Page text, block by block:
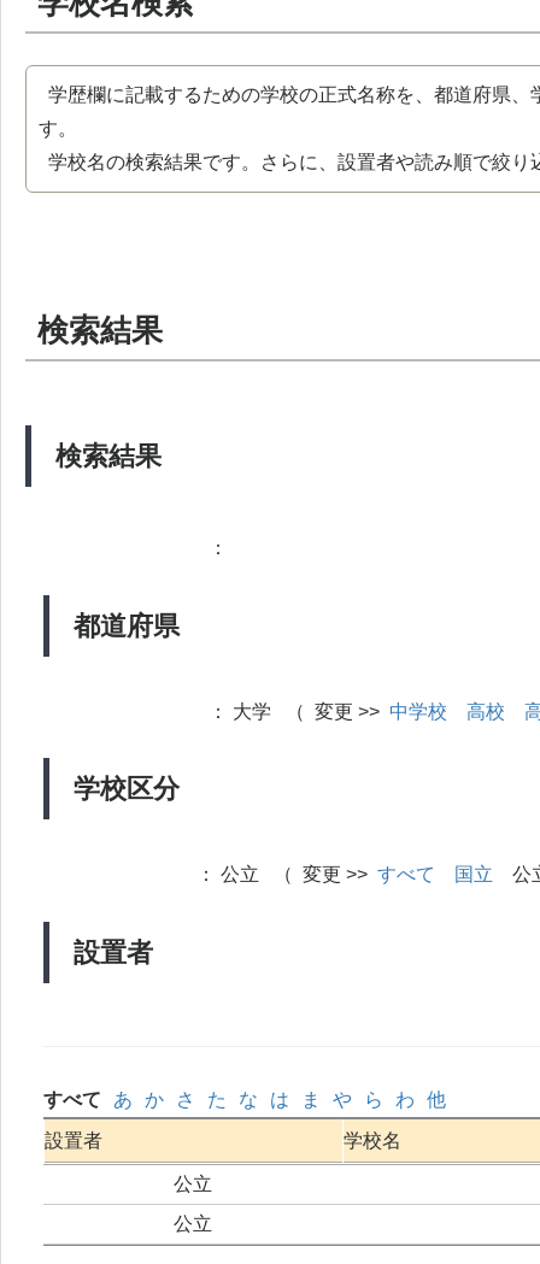
学歴欄に記載するための学校の正式名称を、都道府県
す。
学校名の検索結果です。さらに、設置者や読み順で絞り
検索結果
検索結果
都道府県
：
学校区分
： 大学 （ 変更 >> 中学校 高校
設置者
： 公立 （ 変更 >> すべて 国立
すべて あ か さ た な は ま や ら わ
他
設置者
学校名
公立
公立